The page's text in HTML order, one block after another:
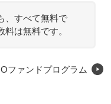
、すべて無料で
は無料です。
ファンドプログラム